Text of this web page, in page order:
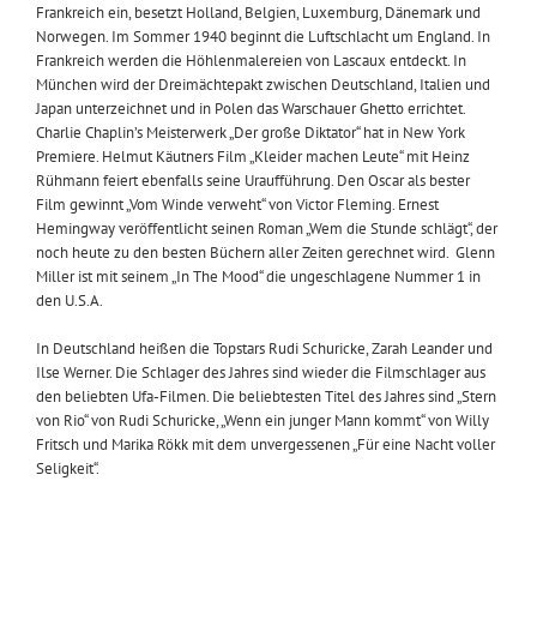
Frankreich ein, besetzt Holland, Belgien, Luxemburg, Dänemark und
Norwegen. Im Sommer 1940 beginnt die Luftschlacht um England. In
Frankreich werden die Höhlenmalereien von Lascaux entdeckt. In
München wird der Dreimächtepakt zwischen Deutschland, Italien und
Japan unterzeichnet und in Polen das Warschauer Ghetto errichtet.
Charlie Chaplin’s Meisterwerk „Der große Diktator“ hat in New York
Premiere. Helmut Käutners Film „Kleider machen Leute“ mit Heinz
Rühmann feiert ebenfalls seine Uraufführung. Den Oscar als bester
Film gewinnt „Vom Winde verweht“ von Victor Fleming. Ernest
Hemingway veröffentlicht seinen Roman „Wem die Stunde schlägt“, der
noch heute zu den besten Büchern aller Zeiten gerechnet wird. Glenn
Miller ist mit seinem „In The Mood“ die ungeschlagene Nummer 1 in
den U.S.A.
In Deutschland heißen die Topstars Rudi Schuricke, Zarah Leander und
Ilse Werner. Die Schlager des Jahres sind wieder die Filmschlager aus
den beliebten Ufa-Filmen. Die beliebtesten Titel des Jahres sind „Stern
von Rio“ von Rudi Schuricke, „Wenn ein junger Mann kommt“ von Willy
Fritsch und Marika Rökk mit dem unvergessenen „Für eine Nacht voller
Seligkeit“.